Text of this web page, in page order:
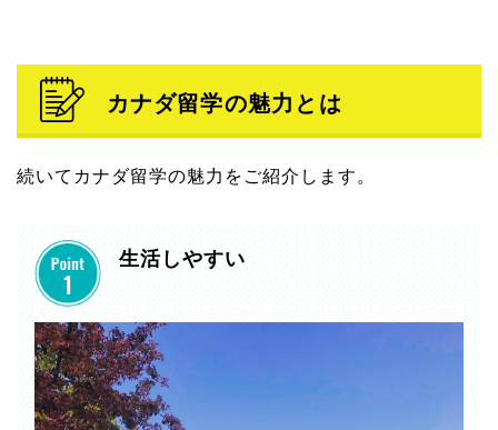
カナダ留学の魅力とは
続いてカナダ留学の魅力をご紹介します。
生活しやすい